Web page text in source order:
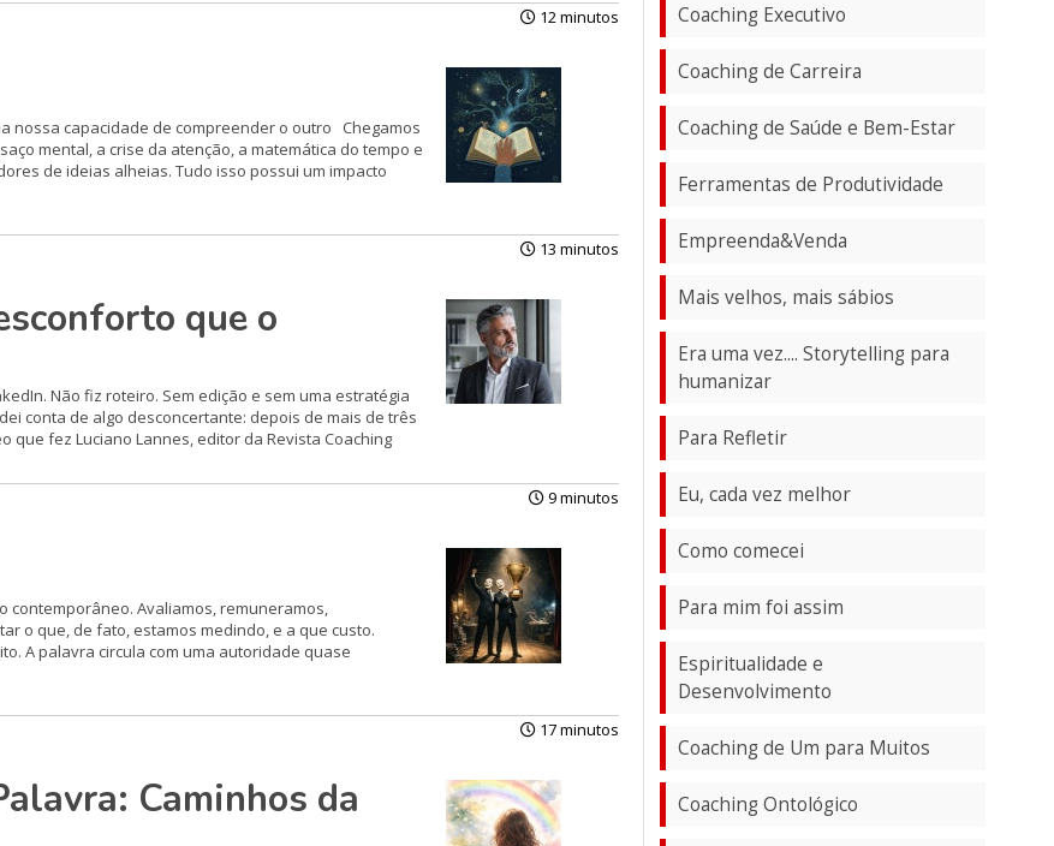
12 minutos
nossa capacidade de compreender o outro Chegamos
mental, a crise da atenção, a matemática do tempo e
de ideias alheias. Tudo isso possui um impacto
13 minutos
que o
Não fiz roteiro. Sem edição e sem uma estratégia
conta de algo desconcertante: depois de mais de três
que fez Luciano Lannes, editor da Revista Coaching
9 minutos
Avaliamos, remuneramos,
o que, de fato, estamos medindo, e a que custo.
A palavra circula com uma autoridade quase
17 minutos
Caminhos da
Coaching Executivo
Coaching de Carreira
Coaching de Saúde e Bem-Estar
Ferramentas de Produtividade
Empreenda&Venda
Mais velhos, mais sábios
Era uma vez.... Storytelling para
humanizar
Para Refletir
Eu, cada vez melhor
Como comecei
Para mim foi assim
Espiritualidade e
Desenvolvimento
Coaching de Um para Muitos
Coaching Ontológico